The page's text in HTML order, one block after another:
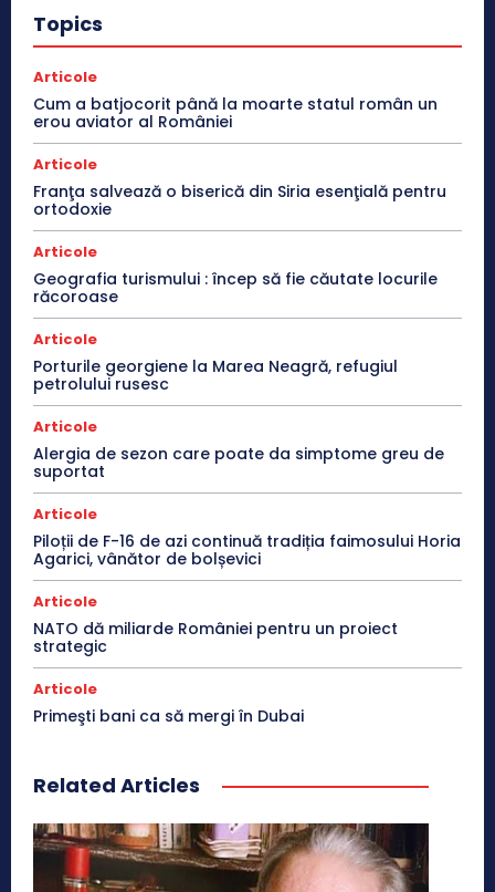
Topics
Articole
Cum a batjocorit până la moarte statul român un
erou aviator al României
Articole
Franţa salvează o biserică din Siria esenţială pentru
ortodoxie
Articole
Geografia turismului : încep să fie căutate locurile
răcoroase
Articole
Porturile georgiene la Marea Neagră, refugiul
petrolului rusesc
Articole
Alergia de sezon care poate da simptome greu de
suportat
Articole
Piloții de F-16 de azi continuă tradiția faimosului Horia
Agarici, vânător de bolșevici
Articole
NATO dă miliarde României pentru un proiect
strategic
Articole
Primeşti bani ca să mergi în Dubai
Related Articles